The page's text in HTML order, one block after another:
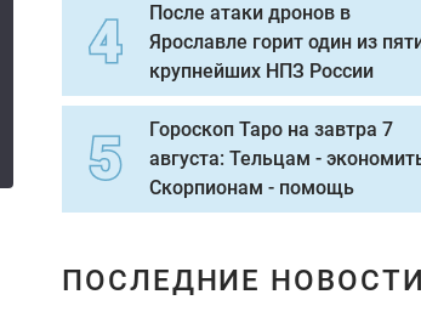
После атаки дронов в
Ярославле горит один из
крупнейших НПЗ России
Гороскоп Таро на завтра 7
августа: Тельцам -
Скорпионам - помощь
ПОСЛЕДНИЕ НОВОСТИ